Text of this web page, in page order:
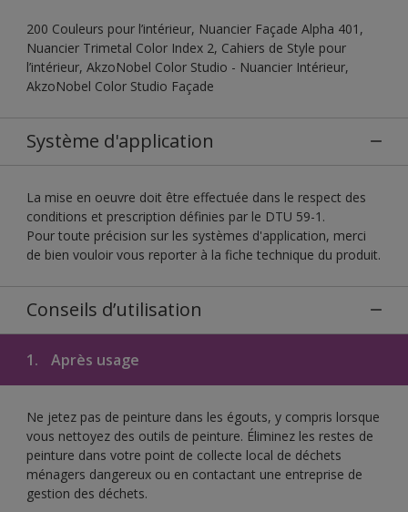
200 Couleurs pour l’intérieur, Nuancier Façade Alpha 401,
Nuancier Trimetal Color Index 2, Cahiers de Style pour
l’intérieur, AkzoNobel Color Studio - Nuancier Intérieur,
AkzoNobel Color Studio Façade
Système d'application
La mise en oeuvre doit être effectuée dans le respect des
conditions et prescription définies par le DTU 59-1.
Pour toute précision sur les systèmes d'application, merci
de bien vouloir vous reporter à la fiche technique du produit.
Conseils d’utilisation
1. Après usage
Ne jetez pas de peinture dans les égouts, y compris lorsque
vous nettoyez des outils de peinture. Éliminez les restes de
peinture dans votre point de collecte local de déchets
ménagers dangereux ou en contactant une entreprise de
gestion des déchets.